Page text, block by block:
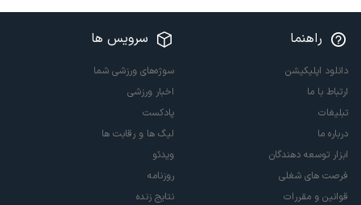
راهنما
دانلود اپلیکیشن
ارتباط با ما
تبلیغات
درباره ما
ابزار توسعه دهندگان
فرصت های شغلی
قوانین و مقررات
سرویس ها
سوژه‌های ورزشی شما
اخبار ورزشی
پادکست
لیگ ها و رقابت ها
ویدئو
روزنامه
نتایج زنده